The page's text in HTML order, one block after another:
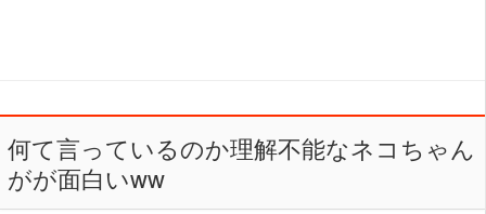
何て言っているのか理解不能なネコちゃん
がが面白いww